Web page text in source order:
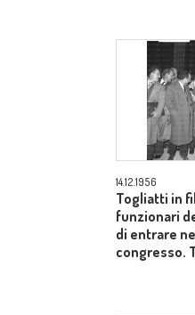
14.12.1956
Togliatti in
funzionari
di entrare
congresso.